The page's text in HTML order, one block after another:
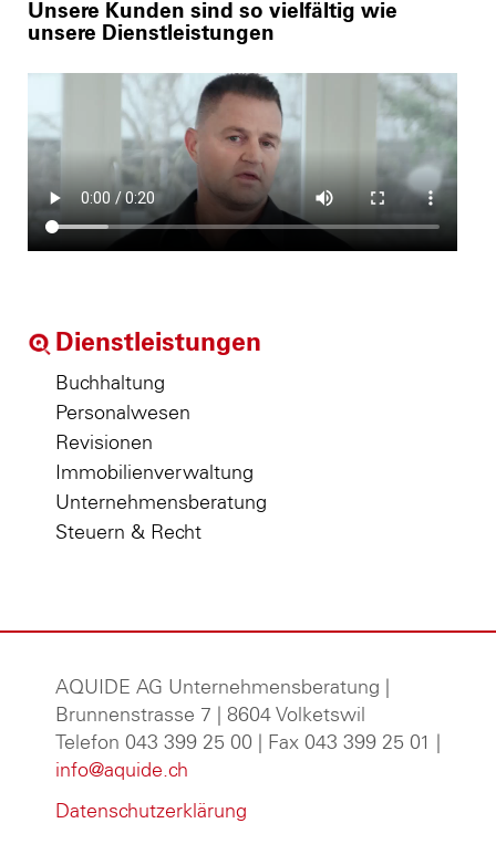
Unsere Kunden sind so vielfältig wie
unsere Dienstleistungen
Dienstleistungen
Buchhaltung
Personalwesen
Revisionen
Immobilienverwaltung
Unternehmensberatung
Steuern & Recht
AQUIDE AG Unternehmensberatung
Brunnenstrasse 7 | 8604 Volketswil
Telefon 043 399 25 00 | Fax 043 399 25 01 |
info@aquide.ch
Datenschutzerklärung